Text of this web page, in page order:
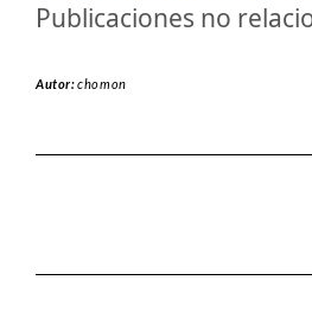
Publicaciones no
Autor:chomon